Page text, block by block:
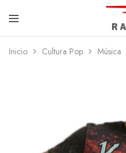
Ranwey
|
Tu
Estilo,
Calzas
Inicio Cultura Pop Música